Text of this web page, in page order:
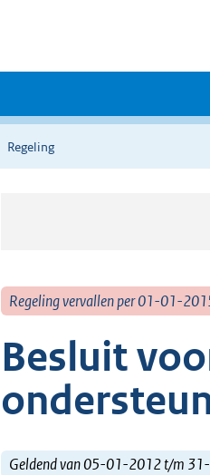
Regeling
Regeling vervallen per 01-01-
Besluit
Geldend van 05-01-2012 t/m